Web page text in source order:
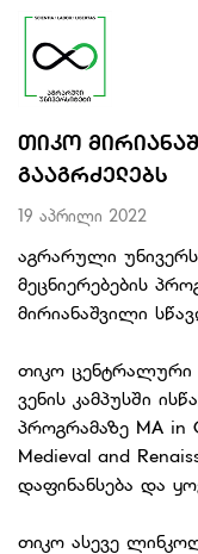
ᲗᲘᲙᲝ
ᲒᲐᲐᲒᲠᲫᲔᲚᲔᲑᲡ
19 აპრილი 2022
აგრარული
მეცნიერებების
მირიანაშვილი
თიკო ცენტრალური
ვენის კამპუსში
პროგრამაზე MA in
Medieval and
დაფინანსება და
თიკო ასევე